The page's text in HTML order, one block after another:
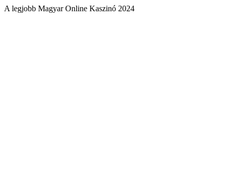
A legjobb Magyar Online Kaszinó 2024